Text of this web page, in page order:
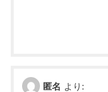
匿名 より: